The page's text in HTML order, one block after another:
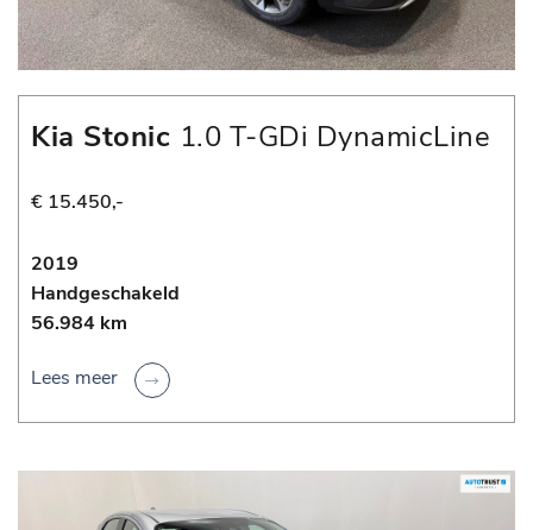
Kia Stonic 1.0 T-GDi DynamicLine
€ 15.450,-
2019
Handgeschakeld
56.984 km
Lees meer